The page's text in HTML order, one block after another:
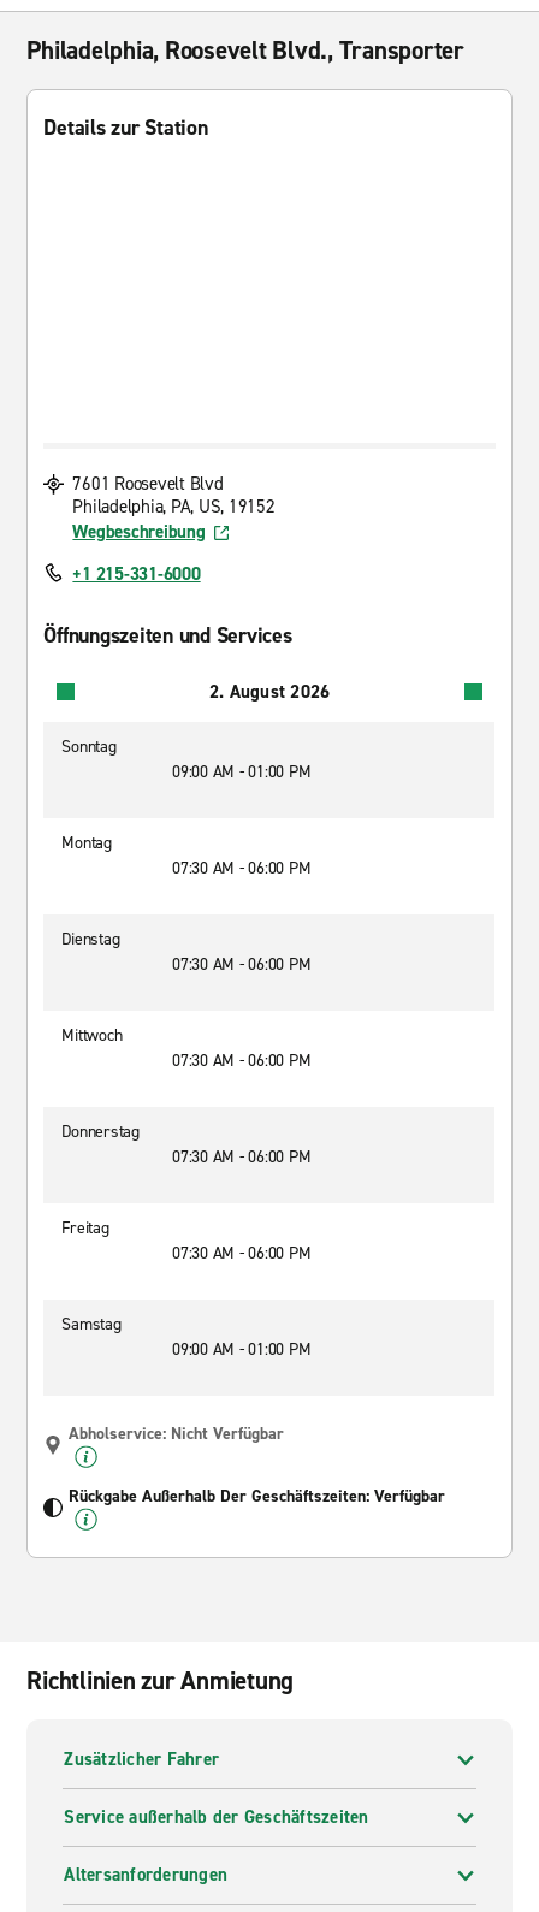
Philadelphia, Roosevelt Blvd., Transporter
Details zur Station
7601 Roosevelt Blvd
Philadelphia, PA, US, 19152
Wegbeschreibung
+1 215-331-6000
Öffnungszeiten und Services
2. August 2026
Sonntag
09:00 AM - 01:00 PM
Montag
07:30 AM - 06:00 PM
Dienstag
07:30 AM - 06:00 PM
Mittwoch
07:30 AM - 06:00 PM
Donnerstag
07:30 AM - 06:00 PM
Freitag
07:30 AM - 06:00 PM
Samstag
09:00 AM - 01:00 PM
Abholservice: Nicht Verfügbar
Rückgabe Außerhalb Der Geschäftszeiten: Verfügbar
Richtlinien zur Anmietung
Zusätzlicher Fahrer
Service außerhalb der Geschäftszeiten
Altersanforderungen